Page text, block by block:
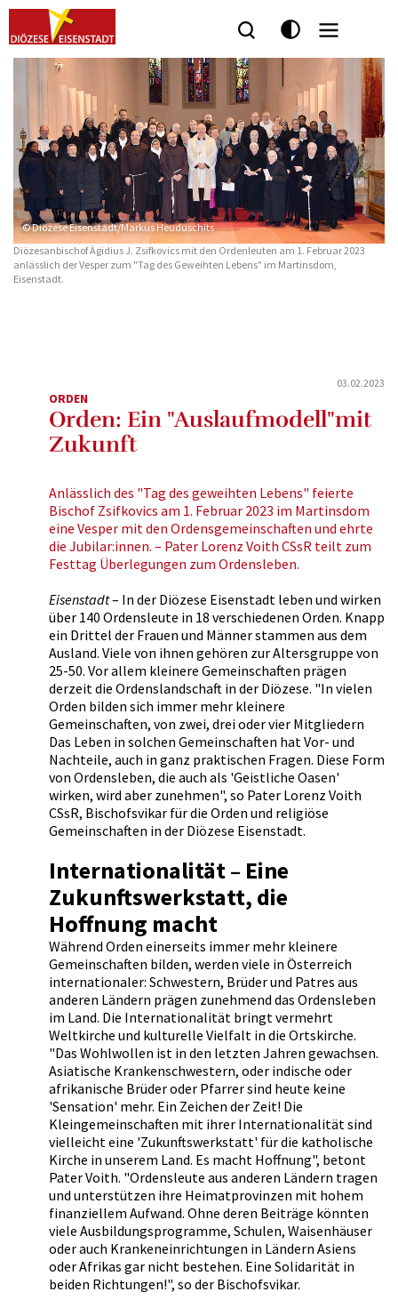
© Diözese Eisenstadt/Markus Heuduschits
Diözesanbischof Ägidius J. Zsifkovics mit den Ordenleuten am 1. Februar 2023
anlässlich der Vesper zum "Tag des Geweihten Lebens" im Martinsdom,
Eisenstadt.
03.02.2023
ORDEN
Orden: Ein "Auslaufmodell"mit
Zukunft
Anlässlich des "Tag des geweihten Lebens" feierte
Bischof Zsifkovics am 1. Februar 2023 im Martinsdom
eine Vesper mit den Ordensgemeinschaften und ehrte
die Jubilar:innen. – Pater Lorenz Voith CSsR teilt zum
Festtag Überlegungen zum Ordensleben.
Eisenstadt– In der Diözese Eisenstadt leben und wirken
über 140 Ordensleute in 18 verschiedenen Orden. Knapp
ein Drittel der Frauen und Männer stammen aus dem
Ausland. Viele von ihnen gehören zur Altersgruppe von
25-50. Vor allem kleinere Gemeinschaften prägen
derzeit die Ordenslandschaft in der Diözese. "In vielen
Orden bilden sich immer mehr kleinere
Gemeinschaften, von zwei, drei oder vier Mitgliedern
Das Leben in solchen Gemeinschaften hat Vor- und
Nachteile, auch in ganz praktischen Fragen. Diese Form
von Ordensleben, die auch als 'Geistliche Oasen'
wirken, wird aber zunehmen", so Pater Lorenz Voith
CSsR, Bischofsvikar für die Orden und religiöse
Gemeinschaften in der Diözese Eisenstadt.
Internationalität – Eine
Zukunftswerkstatt, die
Hoffnung macht
Während Orden einerseits immer mehr kleinere
Gemeinschaften bilden, werden viele in Österreich
internationaler: Schwestern, Brüder und Patres aus
anderen Ländern prägen zunehmend das Ordensleben
im Land. Die Internationalität bringt vermehrt
Weltkirche und kulturelle Vielfalt in die Ortskirche.
"Das Wohlwollen ist in den letzten Jahren gewachsen.
Asiatische Krankenschwestern, oder indische oder
afrikanische Brüder oder Pfarrer sind heute keine
'Sensation' mehr. Ein Zeichen der Zeit! Die
Kleingemeinschaften mit ihrer Internationalität sind
vielleicht eine 'Zukunftswerkstatt' für die katholische
Kirche in unserem Land. Es macht Hoffnung", betont
Pater Voith. "Ordensleute aus anderen Ländern tragen
und unterstützen ihre Heimatprovinzen mit hohem
finanziellem Aufwand. Ohne deren Beiträge könnten
viele Ausbildungsprogramme, Schulen, Waisenhäuser
oder auch Krankeneinrichtungen in Ländern Asiens
oder Afrikas gar nicht bestehen. Eine Solidarität in
beiden Richtungen!", so der Bischofsvikar.